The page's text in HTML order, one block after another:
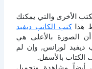
الأخرى والتي يمكنك
هذاكتب الكاتب ديفيد
الصورة بالأعلى هي
ديفيد لورانس, وإن لم
بالأسفل.
أيضاً مشاهدة وتحميل